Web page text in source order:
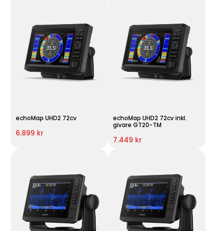
echoMap UHD2 72cv
6.899 kr
echoMap UHD2 72cv inkl.
givare GT20-TM
7.449 kr